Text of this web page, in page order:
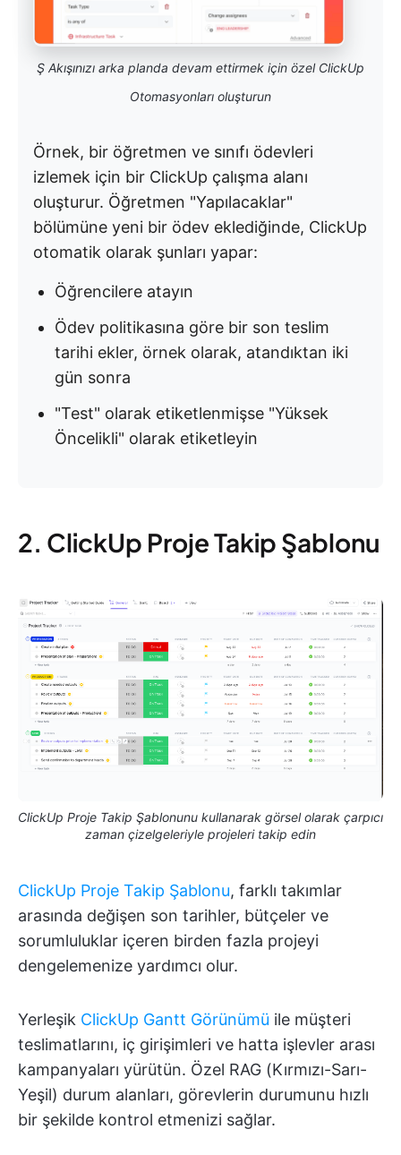
Ş Akışınızı arka planda devam ettirmek için özel ClickUp
Otomasyonları oluşturun
Örnek, bir öğretmen ve sınıfı ödevleri
izlemek için bir ClickUp çalışma alanı
oluşturur. Öğretmen "Yapılacaklar"
bölümüne yeni bir ödev eklediğinde, ClickUp
otomatik olarak şunları yapar:
Öğrencilere atayın
Ödev politikasına göre bir son teslim
tarihi ekler, örnek olarak, atandıktan iki
gün sonra
"Test" olarak etiketlenmişse "Yüksek
Öncelikli" olarak etiketleyin
2. ClickUp Proje Takip Şablonu
ClickUp Proje Takip Şablonunu kullanarak görsel olarak çarpıcı
zaman çizelgeleriyle projeleri takip edin
ClickUp Proje Takip Şablonu, farklı takımlar
arasında değişen son tarihler, bütçeler ve
sorumluluklar içeren birden fazla projeyi
dengelemenize yardımcı olur.
Yerleşik ClickUp Gantt Görünümü ile müşteri
teslimatlarını, iç girişimleri ve hatta işlevler arası
kampanyaları yürütün. Özel RAG (Kırmızı-Sarı-
Yeşil) durum alanları, görevlerin durumunu hızlı
bir şekilde kontrol etmenizi sağlar.